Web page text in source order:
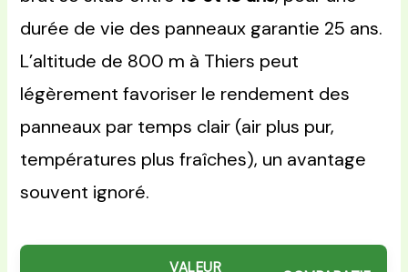
durée de vie des panneaux garantie 25 ans.
L’altitude de 800 m à Thiers peut
légèrement favoriser le rendement des
panneaux par temps clair (air plus pur,
températures plus fraîches), un avantage
souvent ignoré.
VALEUR